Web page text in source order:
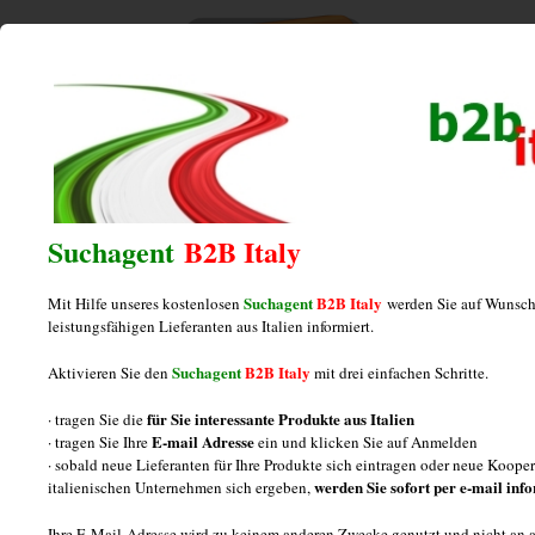
/Posts tagged "Verpackungen"
Verpackungen
Produzent von Verpackungen aus
Polyethylen
Posted onJanuar 7, 2013byitaliamarketing
Verpackungen aus Polyethylen: Informationen Drei
Suchagent B2B Italy
Mit Hilfe unseres kostenlosen SuchagentB2B Italy werden Sie auf
leistungsfähigen Lieferanten aus Italien informiert.
Aktivieren Sie den SuchagentB2B Italy mit drei einfachen Schritte.
· tragen Sie diefür Sie interessante Produkte aus Italien
· tragen Sie IhreE-mail Adresseein und klicken Sie auf Anmelden
· sobald neue Lieferanten für Ihre Produkte sich eintragen oder neue
italienischen Unternehmen sich ergeben,werden Sie sofort per e-mail